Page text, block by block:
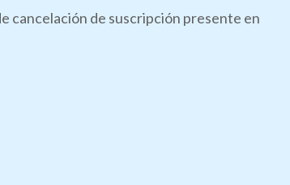
cancelación de suscripción presente en